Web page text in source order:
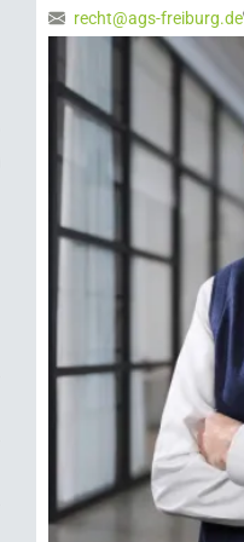
recht@ags-freiburg.de